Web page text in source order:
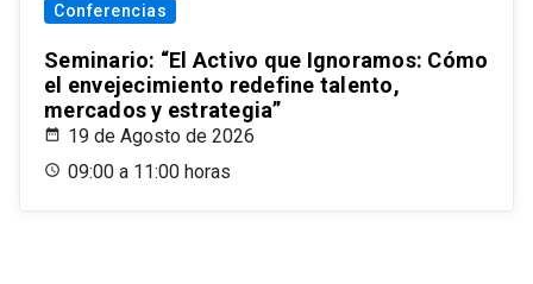
Conferencias
Seminario: “El Activo que Ignoramos: Cómo
el envejecimiento redefine talento,
mercados y estrategia”
19 de Agosto de 2026
09:00 a 11:00 horas